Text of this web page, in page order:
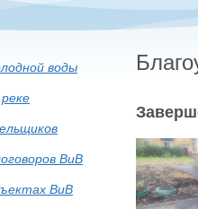
воды
ВиВ
ВиВ